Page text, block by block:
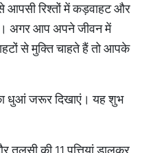
आपसी रिश्तों में कड़वाहट और
अगर आप अपने जीवन में
से मुक्ति चाहते हैं तो आपके
धुआं जरूर दिखाएं। यह शुभ